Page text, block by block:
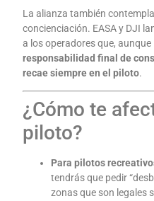
La alianza también
concienciación. EASA y DJI
a los operadores que,
responsabilidad final de
recae siempre en el piloto.
¿Cómo te
piloto?
Para pilotos
tendrás que pedir
zonas que son legales